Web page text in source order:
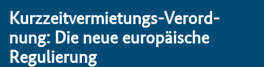
Kurz­zeit­ver­mie­tungs-Ver­ord­
nung: Die neue eu­ro­päi­sche
Re­gu­lie­rung